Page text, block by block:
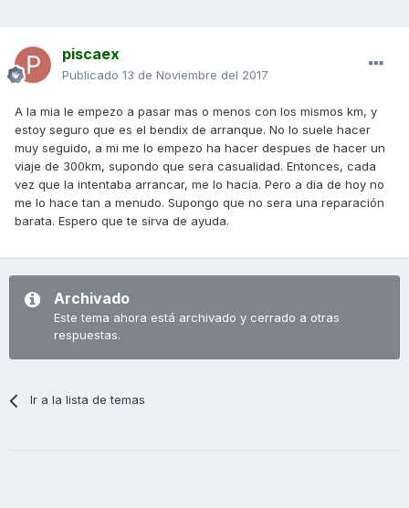
piscaex
Publicado 13 de Noviembre del 2017
A la mia le empezo a pasar mas o menos con los mismos km, y
estoy seguro que es el bendix de arranque. No lo suele hacer
muy seguido, a mi me lo empezo ha hacer despues de hacer un
viaje de 300km, supondo que sera casualidad. Entonces, cada
vez que la intentaba arrancar, me lo hacia. Pero a dia de hoy no
me lo hace tan a menudo. Supongo que no sera una reparación
barata. Espero que te sirva de ayuda.
Archivado
Este tema ahora está archivado y cerrado a otras
respuestas.
Ir a la lista de temas